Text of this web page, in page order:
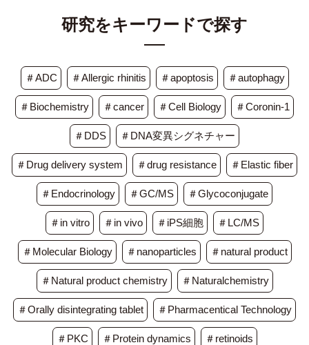
研究をキーワードで探す
＃ADC ＃Allergic rhinitis ＃apoptosis ＃autophagy
＃Biochemistry ＃cancer ＃Cell Biology ＃Coronin-1
＃DDS ＃DNA変異シグネチャー
＃Drug delivery system ＃drug resistance ＃Elastic fiber
＃Endocrinology ＃GC/MS ＃Glycoconjugate
＃in vitro ＃in vivo ＃iPS細胞 ＃LC/MS
＃Molecular Biology ＃nanoparticles ＃natural product
＃Natural product chemistry ＃Naturalchemistry
＃Orally disintegrating tablet ＃Pharmacentical Technology
＃PKC ＃Protein dynamics ＃retinoids